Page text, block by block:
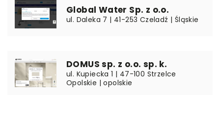
Global Water Sp. z o.o.
ul. Daleka 7 | 41-253 Czeladź | Śląskie
DOMUS sp. z o.o. sp. k.
ul. Kupiecka 1 | 47-100 Strzelce
Opolskie | opolskie